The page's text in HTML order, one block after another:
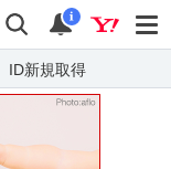
検索 通知
i
ID新規取得